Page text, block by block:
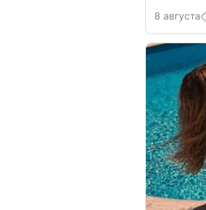
8 августа